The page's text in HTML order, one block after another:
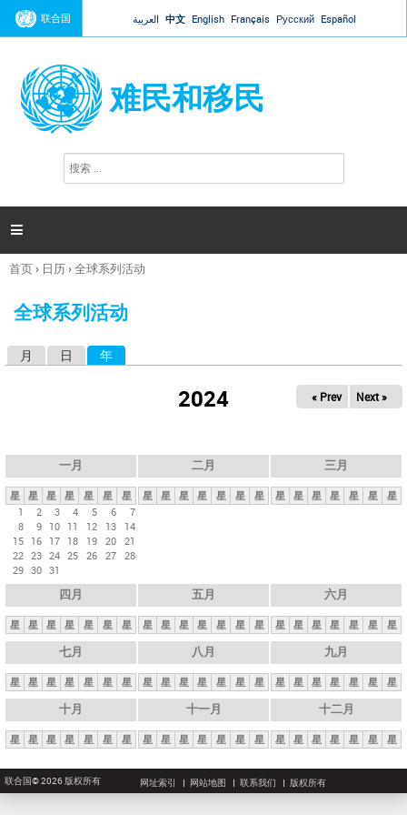
Jump to navigation
联合国 العربية 中文 English Français Русский Español
难民和移民
搜
索

你
这
首页› 日历›全球系列活动
全球系列活动
月 日 年
2024 « Prev Next »
一月
星 星 星 星 星 星
星
1
2 3 4 5 6
7
8
9 10 11 12 13
14
15 16 17 18 19 20 21
22 23 24 25 26 27 28
29 30 31
二月
星 星 星 星 星 星 星
三月
星 星 星 星 星 星 星
四月
星 星 星 星 星 星 星
五月
星 星 星 星 星 星 星
六月
星 星 星 星 星 星 星
七月
星 星 星 星 星 星 星
八月
星 星 星 星 星 星 星
九月
星 星 星 星 星 星 星
十月
星 星 星 星 星 星 星
十一月
星 星 星 星 星 星 星
十二月
星 星 星 星 星 星 星
联合国© 2026 版权所有 网址索引 网站地图 联系我们 版权所有